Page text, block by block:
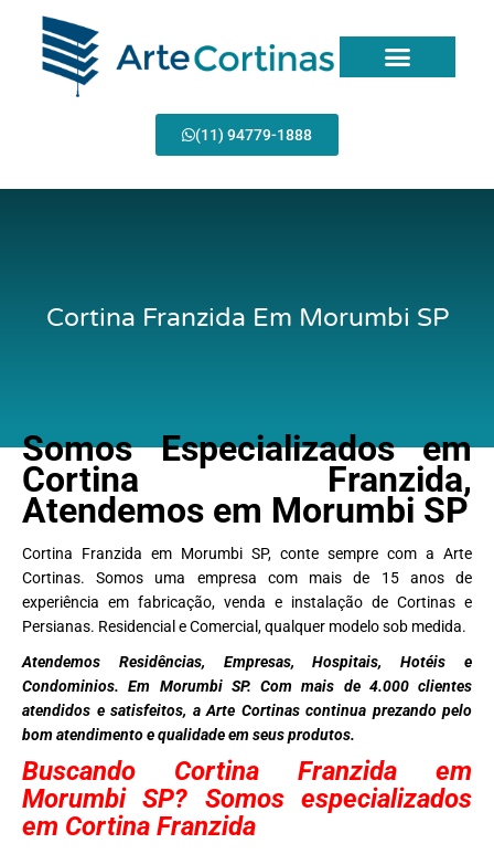
conteúdo
(11) 94779-1888
Cortina Franzida Em Morumbi SP
Somos Especializados em
Cortina Franzida,
Atendemos em Morumbi SP
Cortina Franzida em Morumbi SP, conte sempre com a Arte
Cortinas. Somos uma empresa com mais de 15 anos de
experiência em fabricação, venda e instalação de Cortinas e
Persianas. Residencial e Comercial, qualquer modelo sob medida.
Atendemos Residências, Empresas, Hospitais, Hotéis e
Condominios. Em Morumbi SP. Com mais de 4.000 clientes
atendidos e satisfeitos, a Arte Cortinas continua prezando pelo
bom atendimento e qualidade em seus produtos.
Buscando Cortina Franzida em
Morumbi SP? Somos especializados
em Cortina Franzida